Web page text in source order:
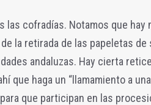
las cofradías. Notamos que
la retirada de las papeletas
andaluzas. Hay cierta
que haga un “llamamiento a
que participan en las